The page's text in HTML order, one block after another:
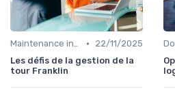
Maintenance infrastructures •
22/11/2025
Les défis de la gestion de la
tour Franklin